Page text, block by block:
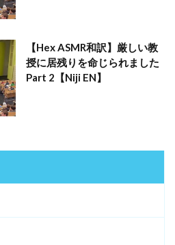
【Hex ASMR和訳】厳しい教
授に居残りを命じられました
Part 2【Niji EN】